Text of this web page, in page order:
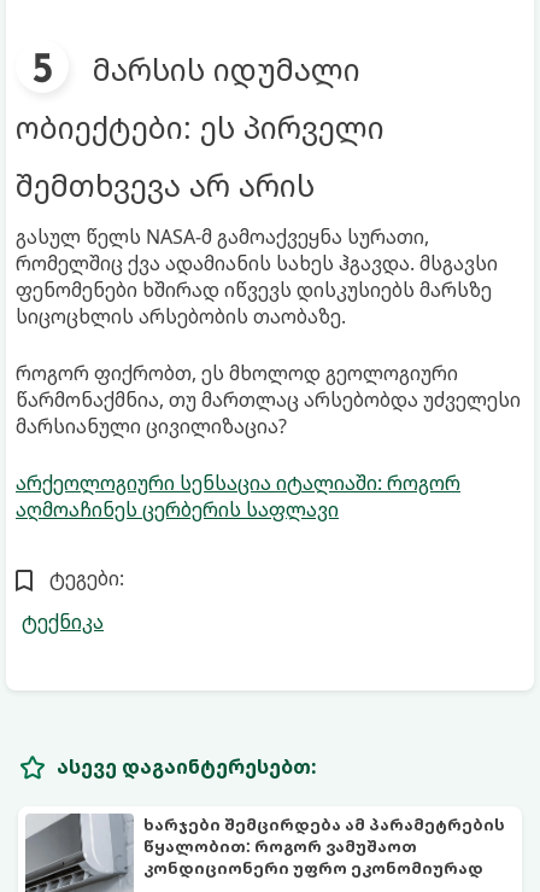
მარსის იდუმალი
ობიექტები: ეს პირველი
შემთხვევა არ არის
გასულ წელს NASA-მ გამოაქვეყნა სურათი,
რომელშიც ქვა ადამიანის სახეს ჰგავდა. მსგავსი
ფენომენები ხშირად იწვევს დისკუსიებს მარსზე
სიცოცხლის არსებობის თაობაზე.
როგორ ფიქრობთ, ეს მხოლოდ გეოლოგიური
წარმონაქმნია, თუ მართლაც არსებობდა უძველესი
მარსიანული ცივილიზაცია?
არქეოლოგიური სენსაცია იტალიაში: როგორ
აღმოაჩინეს ცერბერის საფლავი
ტეგები:
ტექნიკა
ასევე დაგაინტერესებთ:
ხარჯები შემცირდება ამ პარამეტრების
წყალობით: როგორ ვამუშაოთ
კონდიციონერი უფრო ეკონომიურად